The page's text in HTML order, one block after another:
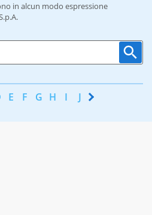
in alcun modo espressione
E F G H I J K